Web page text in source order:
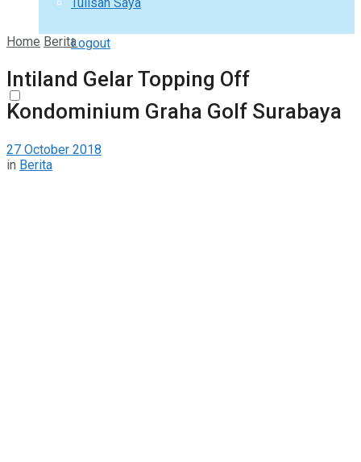
Logout
Home Berita
Intiland Gelar Topping Off
Kondominium Graha Golf Surabaya
27 October 2018
in Berita